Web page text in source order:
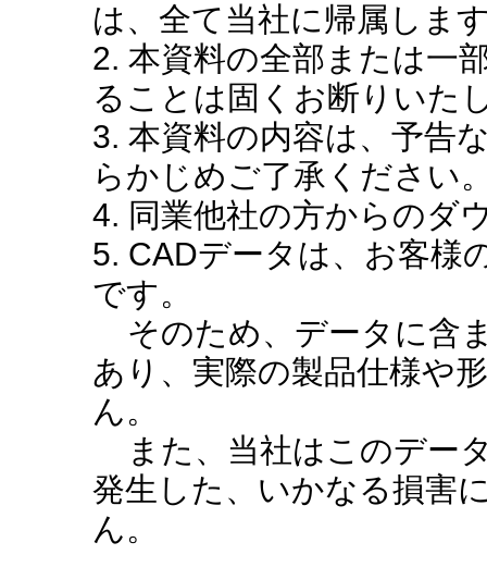
は、全て当社に帰属しま
2. 本資料の全部または一
ることは固くお断りいた
3. 本資料の内容は、予告
らかじめご了承ください
4. 同業他社の方からのダ
5. CADデータは、お客様
です。
そのため、データに含
あり、実際の製品仕様や
ん。
また、当社はこのデー
発生した、いかなる損害
ん。